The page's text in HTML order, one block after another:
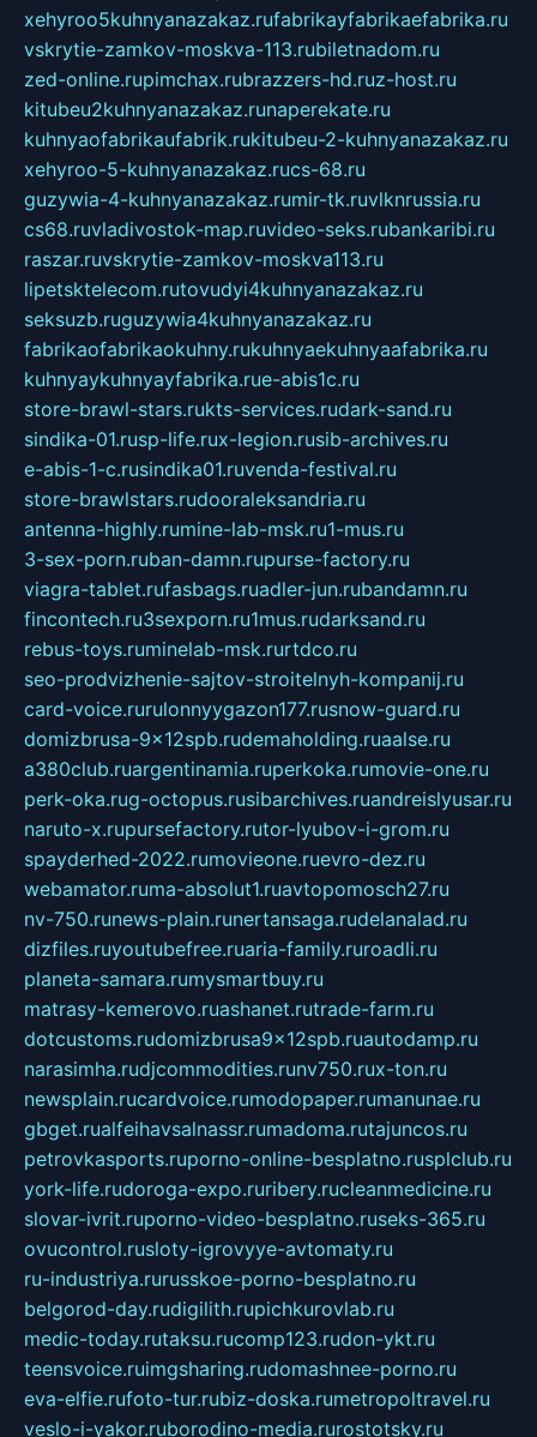
xehyroo5kuhnyanazakaz.rufabrikayfabrikaefabrika.ru
vskrytie-zamkov-moskva-113.rubiletnadom.ru
zed-online.rupimchax.rubrazzers-hd.ruz-host.ru
kitubeu2kuhnyanazakaz.runaperekate.ru
kuhnyaofabrikaufabrik.rukitubeu-2-kuhnyanazakaz.ru
xehyroo-5-kuhnyanazakaz.rucs-68.ru
guzywia-4-kuhnyanazakaz.rumir-tk.ruvlknrussia.ru
cs68.ruvladivostok-map.ruvideo-seks.rubankaribi.ru
raszar.ruvskrytie-zamkov-moskva113.ru
lipetsktelecom.rutovudyi4kuhnyanazakaz.ru
seksuzb.ruguzywia4kuhnyanazakaz.ru
fabrikaofabrikaokuhny.rukuhnyaekuhnyaafabrika.ru
kuhnyaykuhnyayfabrika.rue-abis1c.ru
store-brawl-stars.rukts-services.rudark-sand.ru
sindika-01.rusp-life.rux-legion.rusib-archives.ru
e-abis-1-c.rusindika01.ruvenda-festival.ru
store-brawlstars.rudooraleksandria.ru
antenna-highly.rumine-lab-msk.ru1-mus.ru
3-sex-porn.ruban-damn.rupurse-factory.ru
viagra-tablet.rufasbags.ruadler-jun.rubandamn.ru
fincontech.ru3sexporn.ru1mus.rudarksand.ru
rebus-toys.ruminelab-msk.rurtdco.ru
seo-prodvizhenie-sajtov-stroitelnyh-kompanij.ru
card-voice.rurulonnyygazon177.rusnow-guard.ru
domizbrusa-9x12spb.rudemaholding.ruaalse.ru
a380club.ruargentinamia.ruperkoka.rumovie-one.ru
perk-oka.rug-octopus.rusibarchives.ruandreislyusar.ru
naruto-x.rupursefactory.rutor-lyubov-i-grom.ru
spayderhed-2022.rumovieone.ruevro-dez.ru
webamator.ruma-absolut1.ruavtopomosch27.ru
nv-750.runews-plain.runertansaga.rudelanalad.ru
dizfiles.ruyoutubefree.ruaria-family.ruroadli.ru
planeta-samara.rumysmartbuy.ru
matrasy-kemerovo.ruashanet.rutrade-farm.ru
dotcustoms.rudomizbrusa9x12spb.ruautodamp.ru
narasimha.rudjcommodities.runv750.rux-ton.ru
newsplain.rucardvoice.rumodopaper.rumanunae.ru
gbget.rualfeihavsalnassr.rumadoma.rutajuncos.ru
petrovkasports.ruporno-online-besplatno.rusplclub.ru
york-life.rudoroga-expo.ruribery.rucleanmedicine.ru
slovar-ivrit.ruporno-video-besplatno.ruseks-365.ru
ovucontrol.rusloty-igrovyye-avtomaty.ru
ru-industriya.rurusskoe-porno-besplatno.ru
belgorod-day.rudigilith.rupichkurovlab.ru
medic-today.rutaksu.rucomp123.rudon-ykt.ru
teensvoice.ruimgsharing.rudomashnee-porno.ru
eva-elfie.rufoto-tur.rubiz-doska.rumetropoltravel.ru
veslo-i-yakor.ruborodino-media.rurostotsky.ru